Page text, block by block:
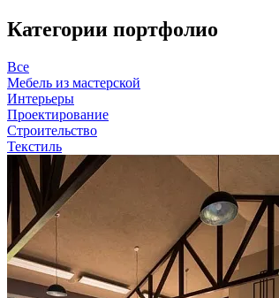
Категории портфолио
Все
Мебель из мастерской
Интерьеры
Проектирование
Строительство
Текстиль